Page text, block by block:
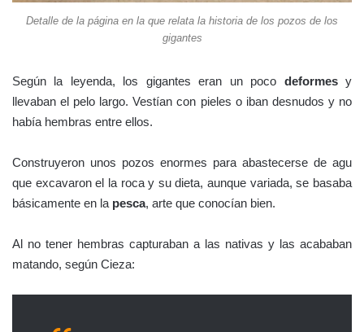
Detalle de la página en la que relata la historia de los pozos de los
gigantes
Según la leyenda, los gigantes eran un poco deformesy
llevaban el pelo largo. Vestían con pieles o iban desnudos y no
había hembras entre ellos.
Construyeron unos pozos enormes para abastecerse de agu
que excavaron el la roca y su dieta, aunque variada, se basaba
básicamente en la pesca, arte que conocían bien.
Al no tener hembras capturaban a las nativas y las acababan
matando, según Cieza: